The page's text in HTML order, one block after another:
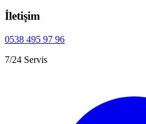
İletişim
0538 495 97 96
7/24 Servis